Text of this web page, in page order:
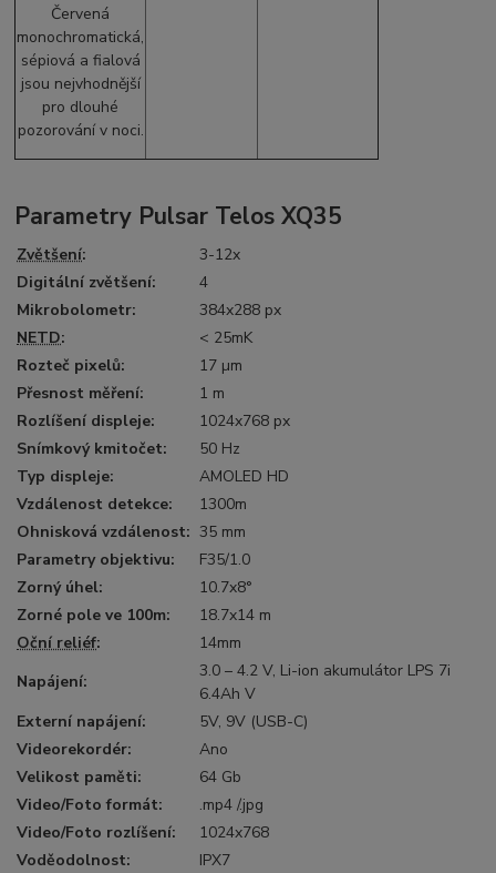
Červená
monochromatická,
sépiová a fialová
jsou nejvhodnější
pro dlouhé
pozorování v noci.
Parametry Pulsar Telos XQ35
Zvětšení:
3-12x
Digitální zvětšení:
4
Mikrobolometr:
384x288 px
NETD:
< 25mK
Rozteč pixelů:
17 µm
Přesnost měření:
1 m
Rozlíšení displeje:
1024x768 px
Snímkový kmitočet:
50 Hz
Typ displeje:
AMOLED HD
Vzdálenost detekce:
1300m
Ohnisková vzdálenost: 35 mm
Parametry objektivu:
F35/1.0
Zorný úhel:
10.7x8°
Zorné pole ve 100m:
18.7x14 m
Oční reliéf:
14mm
Napájení:
3.0 – 4.2 V, Li-ion akumulátor LPS 7i
6.4Ah V
Externí napájení:
5V, 9V (USB-C)
Videorekordér:
Ano
Velikost paměti:
64 Gb
Video/Foto formát:
.mp4 /.jpg
Video/Foto rozlíšení:
1024x768
Voděodolnost:
IPX7